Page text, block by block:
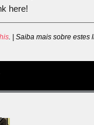
here!
. | Saiba mais sobre estes